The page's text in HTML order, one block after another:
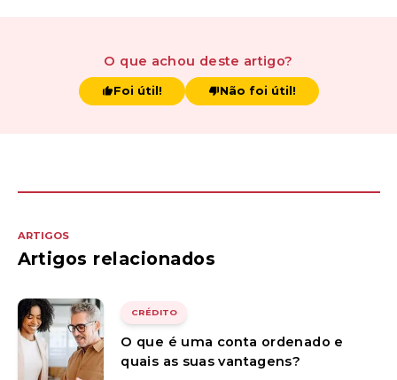
O que achou deste artigo?
Foi útil! Não foi útil!
ARTIGOS
Artigos relacionados
CRÉDITO
O que é uma conta ordenado e
quais as suas vantagens?